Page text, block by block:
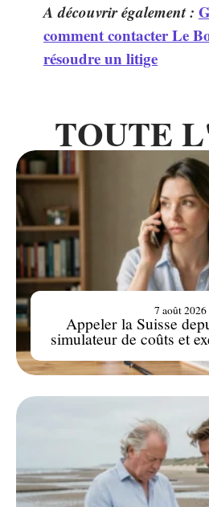
A découvrir également :
comment contacter Le
résoudre un litige
TOUTE
Appeler la Suisse
simulateur de coûts et
7 août 2026